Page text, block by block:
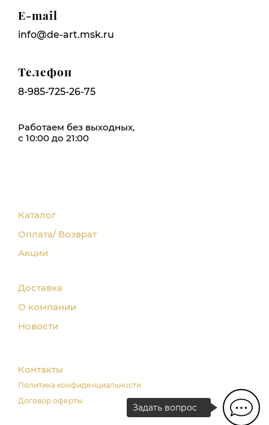
Задать вопрос
E-mail
info@de-art.msk.ru
Телефон
8-985-725-26-75
Работаем без выходных,
с 10:00 до 21:00
Каталог
Оплата/ Возврат
Акции
Доставка
О компании
Новости
Контакты
Политика конфиденциальности
Договор оферты